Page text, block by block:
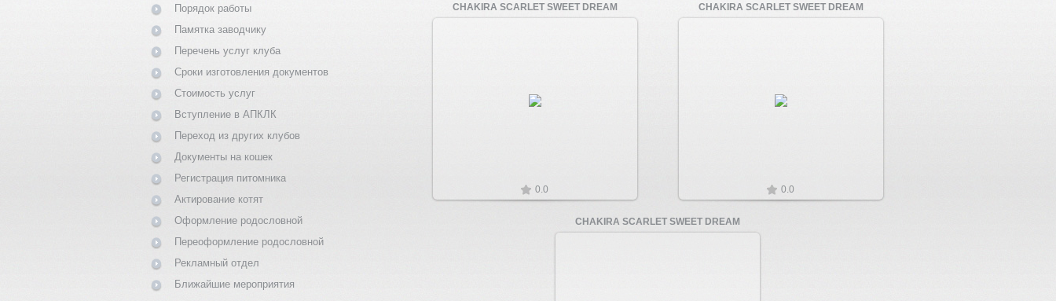
CHAKIRA SCARLET SWEET DREAM
Увеличить
0.0
CHAKIRA SCARLET SWEET DREAM
Увеличить
0.0
CHAKIRA SCARLET SWEET DREAM
Порядок работы
Памятка заводчику
Перечень услуг клуба
Сроки изготовления документов
Стоимость услуг
Вступление в АПКЛК
Переход из других клубов
Документы на кошек
Регистрация питомника
Актирование котят
Оформление родословной
Переоформление родословной
Рекламный отдел
Ближайшие мероприятия